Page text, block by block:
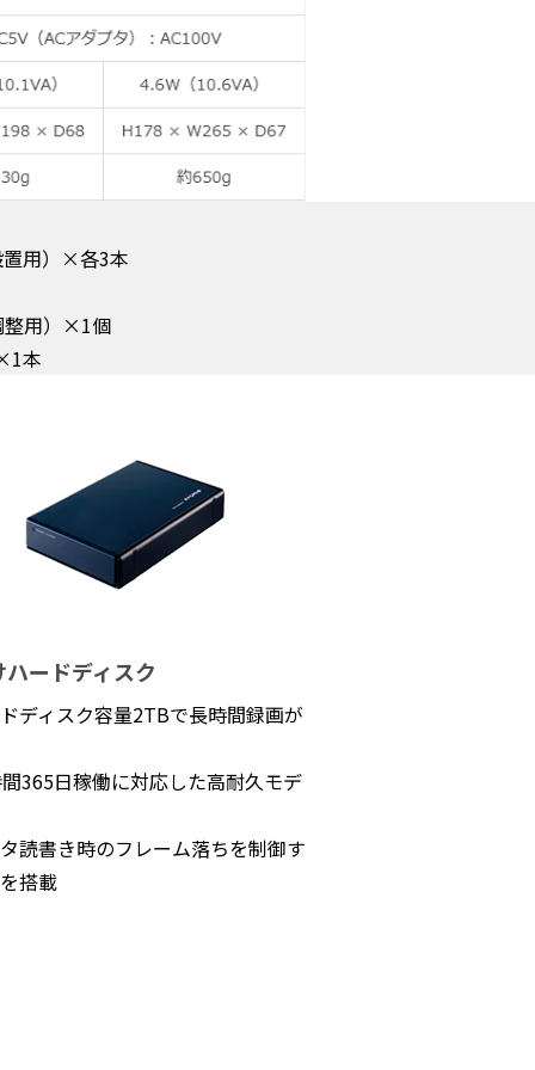
置用）×各3本
整用）×1個
本
ードディスク
ドディスク容量2TBで長時間録画が
間365日稼働に対応した高耐久モデ
読書き時のフレーム落ちを制御す
搭載